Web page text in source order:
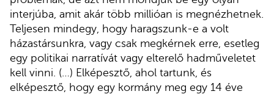
interjúba, amit akár több millióan is megnézhetnek.
Teljesen mindegy, hogy haragszunk-e a volt
házastársunkra, vagy csak megkérnek erre, esetleg
egy politikai narratívát vagy elterelő hadműveletet
kell vinni. (…) Elképesztő, ahol tartunk, és
elképesztő, hogy egy kormány meg egy 14 éve